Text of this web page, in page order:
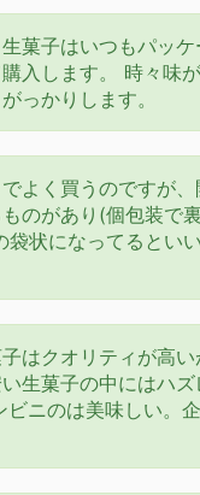
菓子はいつもパッ
入します。 時々味
っかりします。
よく買うのですが
のがあり(個包装で
袋状になってるとい
はクオリティが高
生菓子の中にはハ
ビニのは美味しい。